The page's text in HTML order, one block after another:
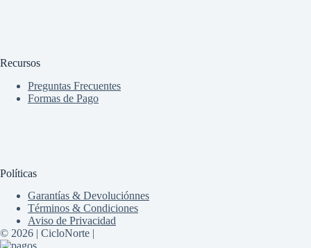
Recursos
Preguntas Frecuentes
Formas de Pago
Políticas
Garantías & Devoluciónnes
Términos & Condiciones
Aviso de Privacidad
© 2026 | CicloNorte |